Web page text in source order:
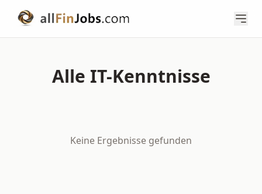
Alle IT-Kenntnisse
Keine Ergebnisse gefunden